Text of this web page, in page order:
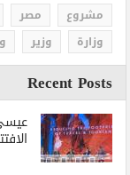
مشروع
مصر
وزارة
وزير
Recent Posts